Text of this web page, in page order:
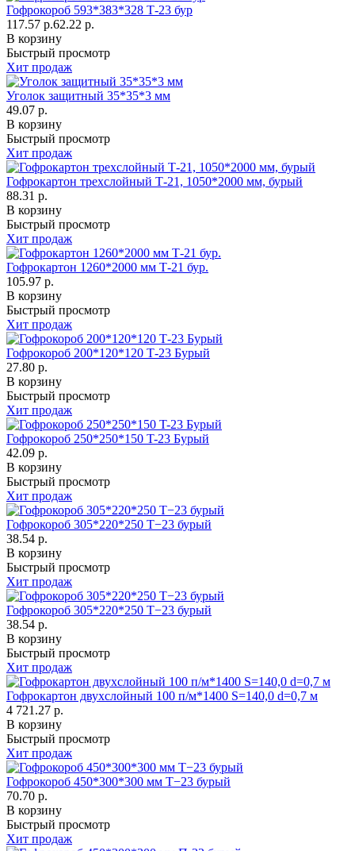
Гофрокороб 593*383*328 Т-23 бур
117.57 р.62.22 р.
В корзину
Быстрый просмотр
Хит продаж
Уголок защитный 35*35*3 мм
49.07 р.
В корзину
Быстрый просмотр
Хит продаж
Гофрокартон трехслойный Т-21, 1050*2000 мм, бурый
88.31 р.
В корзину
Быстрый просмотр
Хит продаж
Гофрокартон 1260*2000 мм Т-21 бур.
105.97 р.
В корзину
Быстрый просмотр
Хит продаж
Гофрокороб 200*120*120 Т-23 Бурый
27.80 р.
В корзину
Быстрый просмотр
Хит продаж
Гофрокороб 250*250*150 T-23 Бурый
42.09 р.
В корзину
Быстрый просмотр
Хит продаж
Гофрокороб 305*220*250 Т−23 бурый
38.54 р.
В корзину
Быстрый просмотр
Хит продаж
Гофрокороб 305*220*250 Т−23 бурый
38.54 р.
В корзину
Быстрый просмотр
Хит продаж
Гофрокартон двухслойный 100 п/м*1400 S=140,0 d=0,7 м
4 721.27 р.
В корзину
Быстрый просмотр
Хит продаж
Гофрокороб 450*300*300 мм Т−23 бурый
70.70 р.
В корзину
Быстрый просмотр
Хит продаж